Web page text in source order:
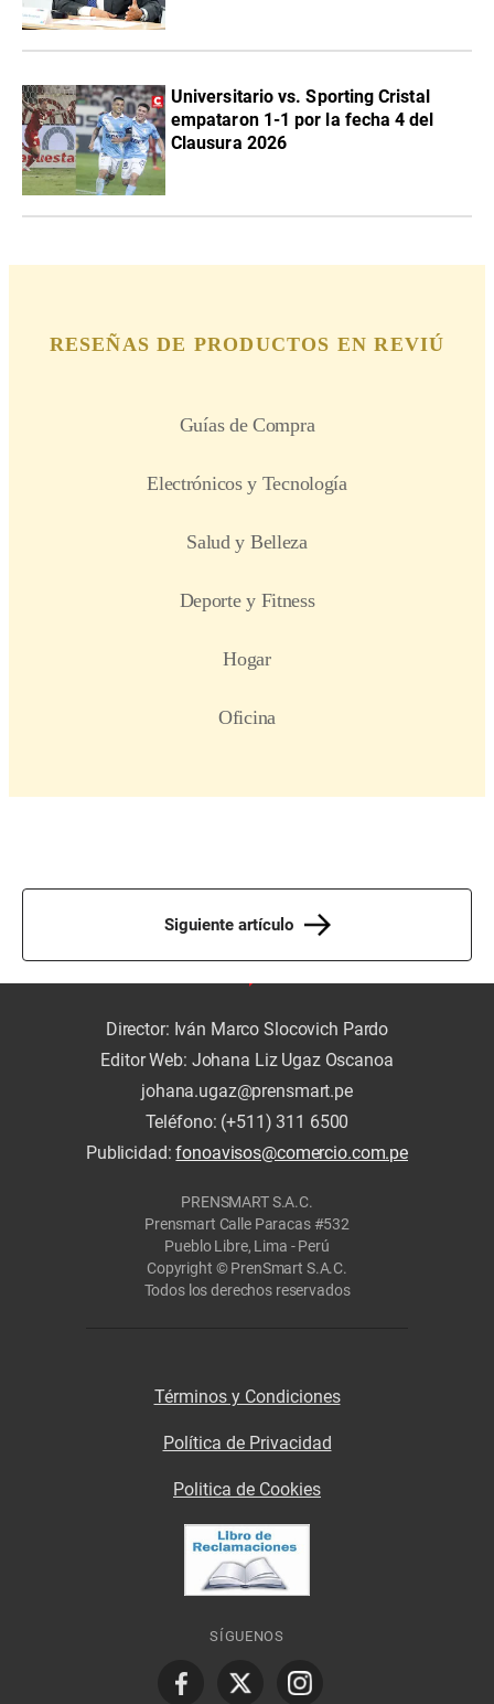
Universitario vs. Sporting Cristal
empataron 1-1 por la fecha 4 del
Clausura 2026
Siguiente artículo
Director: Iván Marco Slocovich Pardo
Editor Web: Johana Liz Ugaz Oscanoa
johana.ugaz@prensmart.pe
Teléfono: (+511) 311 6500
Publicidad:fonoavisos@comercio.com.pe
PRENSMART S.A.C.
Prensmart Calle Paracas #532
Pueblo Libre, Lima - Perú
Copyright © PrenSmart S.A.C.
Todos los derechos reservados
Términos y Condiciones
Política de Privacidad
Politica de Cookies
SÍGUENOS